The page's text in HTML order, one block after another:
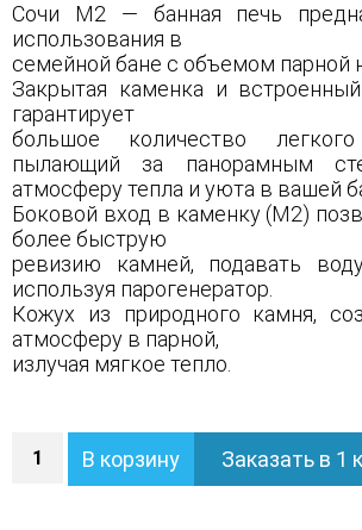
Сочи М2 — банная печь
использования в
семейной бане с объемом парной
Закрытая каменка и встроенный
гарантирует
большое количество
пылающий за панорамным
атмосферу тепла и уюта в вашей
Боковой вход в каменку (М2)
более быструю
ревизию камней, подавать
используя парогенератор.
Кожух из природного камня,
атмосферу в парной,
излучая мягкое тепло.
Печь
В корзину Заказать в 1